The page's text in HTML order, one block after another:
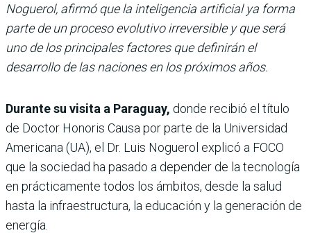
Noguerol, afirmó que la inteligencia artificial ya forma
parte de un proceso evolutivo irreversible y que será
uno de los principales factores que definirán el
desarrollo de las naciones en los próximos años.
Durante su visita a Paraguay, donde recibió el título
de Doctor Honoris Causa por parte de la Universidad
Americana (UA), el Dr. Luis Noguerol explicó a FOCO
que la sociedad ha pasado a depender de la tecnología
en prácticamente todos los ámbitos, desde la salud
hasta la infraestructura, la educación y la generación de
energía.